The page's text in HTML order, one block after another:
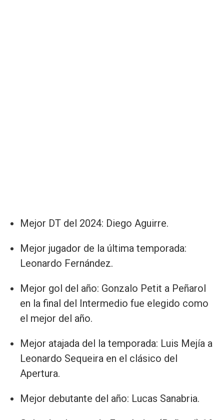
Mejor DT del 2024: Diego Aguirre.
Mejor jugador de la última temporada:
Leonardo Fernández.
Mejor gol del año: Gonzalo Petit a Peñarol
en la final del Intermedio fue elegido como
el mejor del año.
Mejor atajada del la temporada: Luis Mejía a
Leonardo Sequeira en el clásico del
Apertura.
Mejor debutante del año: Lucas Sanabria.